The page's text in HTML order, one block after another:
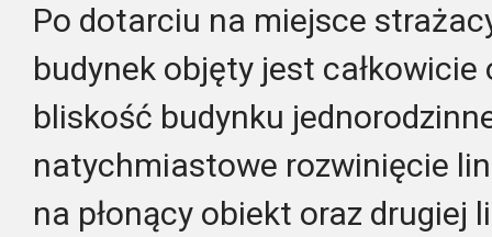
Po dotarciu na miejsce
budynek objęty jest całkowicie
bliskość budynku
natychmiastowe rozwinięcie
na płonący obiekt oraz drugiej